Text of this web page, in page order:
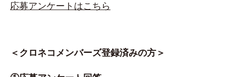
応募アンケートはこちら
＜クロネコメンバーズ登録済みの方＞